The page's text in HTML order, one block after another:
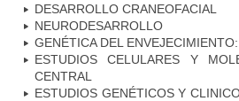
DESARROLLO CRANEOFACIAL
NEURODESARROLLO
GENÉTICA DEL
ESTUDIOS CELULARES Y
CENTRAL
ESTUDIOS GENÉTICOS Y